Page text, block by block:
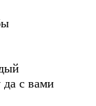
да с вами